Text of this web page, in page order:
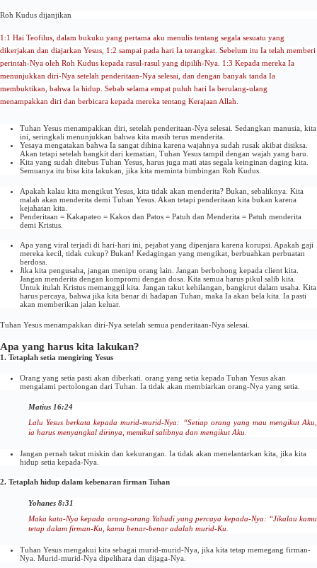
Roh Kudus dijanjikan
1:1 Hai Teofilus, dalam bukuku yang pertama aku menulis tentang segala sesuatu yang
dikerjakan dan diajarkan Yesus, 1:2 sampai pada hari Ia terangkat. Sebelum itu Ia telah memberi
perintah-Nya oleh Roh Kudus kepada rasul-rasul yang dipilih-Nya. 1:3 Kepada mereka Ia
menunjukkan diri-Nya setelah penderitaan-Nya selesai, dan dengan banyak tanda Ia
membuktikan, bahwa Ia hidup. Sebab selama empat puluh hari Ia berulang-ulang
menampakkan diri dan berbicara kepada mereka tentang Kerajaan Allah.
Tuhan Yesus menampakkan diri, setelah penderitaan-Nya selesai. Sedangkan manusia, kita
ini, seringkali menunjukkan bahwa kita masih terus menderita.
Yesaya mengatakan bahwa Ia sangat dihina karena wajahnya sudah rusak akibat disiksa.
Akan tetapi setelah bangkit dari kematian, Tuhan Yesus tampil dengan wajah yang baru.
Kita yang sudah ditebus Tuhan Yesus, harus juga mati atas segala keinginan daging kita.
Semuanya itu bisa kita lakukan, jika kita meminta bimbingan Roh Kudus.
Apakah kalau kita mengikut Yesus, kita tidak akan menderita? Bukan, sebaliknya. Kita
malah akan menderita demi Tuhan Yesus. Akan tetapi penderitaan kita bukan karena
kejahatan kita.
Penderitaan = Kakapateo = Kakos dan Patos = Patuh dan Menderita = Patuh menderita
demi Kristus.
Apa yang viral terjadi di hari-hari ini, pejabat yang dipenjara karena korupsi. Apakah gaji
mereka kecil, tidak cukup? Bukan! Kedagingan yang mengikat, berbuahkan perbuatan
berdosa.
Jika kita pengusaha, jangan menipu orang lain. Jangan berbohong kepada client kita.
Jangan menderita dengan kompromi dengan dosa. Kita semua harus pikul salib kita.
Untuk itulah Kristus memanggil kita. Jangan takut kehilangan, bangkrut dalam usaha. Kita
harus percaya, bahwa jika kita benar di hadapan Tuhan, maka Ia akan bela kita. Ia pasti
akan memberikan jalan keluar.
Tuhan Yesus menampakkan diri-Nya setelah semua penderitaan-Nya selesai.
Apa yang harus kita lakukan?
1. Tetaplah setia mengiring Yesus
Orang yang setia pasti akan diberkati. orang yang setia kepada Tuhan Yesus akan
mengalami pertolongan dari Tuhan. Ia tidak akan membiarkan orang-Nya yang setia.
Matius 16:24
Lalu Yesus berkata kepada murid-murid-Nya: “Setiap orang yang mau mengikut Aku,
ia harus menyangkal dirinya, memikul salibnya dan mengikut Aku.
Jangan pernah takut miskin dan kekurangan. Ia tidak akan menelantarkan kita, jika kita
hidup setia kepada-Nya.
2. Tetaplah hidup dalam kebenaran firman Tuhan
Yohanes 8:31
Maka kata-Nya kepada orang-orang Yahudi yang percaya kepada-Nya: “Jikalau kamu
tetap dalam firman-Ku, kamu benar-benar adalah murid-Ku.
Tuhan Yesus mengakui kita sebagai murid-murid-Nya, jika kita tetap memegang firman-
Nya. Murid-murid-Nya dipelihara dan dijaga-Nya.